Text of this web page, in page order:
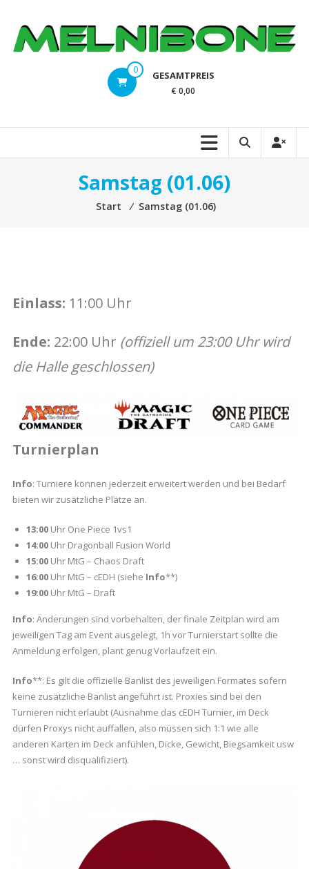
Inhalt
springen
melnibone.at
Dragonball,
Schwarz
vieles
mehr
TCG
GEEK
Stuff
0 GESAMTPREIS
€ 0,00
Samstag (01.06)
Start ⁄ Samstag (01.06)
Einlass: 11:00 Uhr
Ende: 22:00 Uhr (offiziell um 23:00 Uhr wird
die Halle geschlossen)
Turnierplan
Info: Turniere können jederzeit erweitert werden und bei Bedarf
bieten wir zusätzliche Plätze an.
13:00Uhr One Piece 1vs1
14:00Uhr Dragonball Fusion World
15:00Uhr MtG – Chaos Draft
16:00Uhr MtG – cEDH (siehe Info**)
19:00Uhr MtG – Draft
Info: Änderungen sind vorbehalten, der finale Zeitplan wird am
jeweiligen Tag am Event ausgelegt, 1h vor Turnierstart sollte die
Anmeldung erfolgen, plant genug Vorlaufzeit ein.
Info**: Es gilt die offizielle Banlist des jeweiligen Formates sofern
keine zusätzliche Banlist angeführt ist. Proxies sind bei den
Turnieren nicht erlaubt (Ausnahme das cEDH Turnier, im Deck
dürfen Proxys nicht auffallen, also müssen sich 1:1 wie alle
anderen Karten im Deck anfühlen, Dicke, Gewicht, Biegsamkeit usw
… sonst wird disqualifiziert).